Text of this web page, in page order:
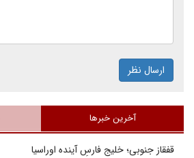
ارسال نظر
آخرین خبرها
قفقاز جنوبی؛ خلیج فارسِ آینده اوراسیا